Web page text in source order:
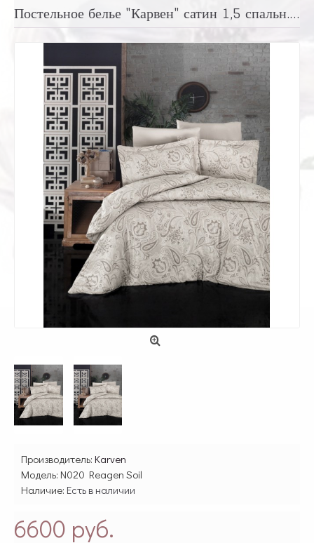
Постельное белье "Карвен" сатин 1,5 спальн. (Reagen Soil)
Производитель: Karven
Модель: N020 Reagen Soil
Наличие: Есть в наличии
6600 руб.